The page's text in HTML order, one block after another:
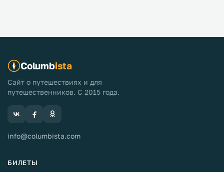
Columbista
Сайт о путешествиях и для
путешественников. С 2015 года.
info@columbista.com
БИЛЕТЫ